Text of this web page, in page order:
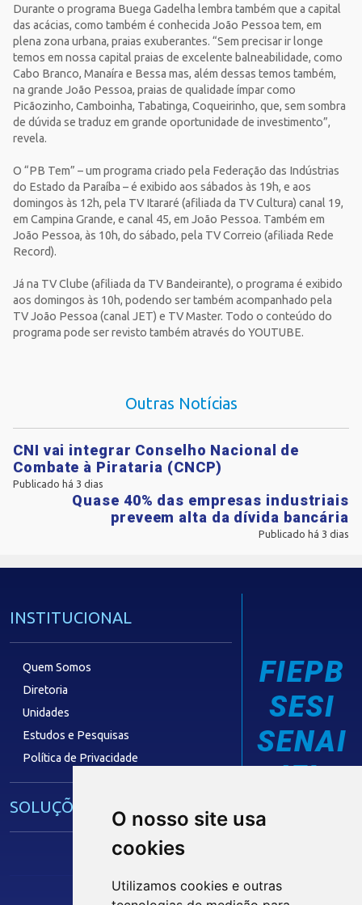
O nosso site usa
cookies
Utilizamos cookies e outras
Durante o programa Buega Gadelha lembra também que a capital
das acácias, como também é conhecida João Pessoa tem, em
plena zona urbana, praias exuberantes. “Sem precisar ir longe
temos em nossa capital praias de excelente balneabilidade, como
Cabo Branco, Manaíra e Bessa mas, além dessas temos também,
na grande João Pessoa, praias de qualidade ímpar como
Picãozinho, Camboinha, Tabatinga, Coqueirinho, que, sem sombra
de dúvida se traduz em grande oportunidade de investimento”,
revela.
O “PB Tem” – um programa criado pela Federação das Indústrias
do Estado da Paraíba – é exibido aos sábados às 19h, e aos
domingos às 12h, pela TV Itararé (afiliada da TV Cultura) canal 19,
em Campina Grande, e canal 45, em João Pessoa. Também em
João Pessoa, às 10h, do sábado, pela TV Correio (afiliada Rede
Record).
Já na TV Clube (afiliada da TV Bandeirante), o programa é exibido
aos domingos às 10h, podendo ser também acompanhado pela
TV João Pessoa (canal JET) e TV Master. Todo o conteúdo do
programa pode ser revisto também através do YOUTUBE.
Outras Notícias
CNI vai integrar Conselho Nacional de
Combate à Pirataria (CNCP)
Publicado há 3 dias
Quase 40% das empresas industriais
preveem alta da dívida bancária
Publicado há 3 dias
INSTITUCIONAL
Quem Somos
Diretoria
Unidades
Estudos e Pesquisas
Política de Privacidade
SOLUÇÕES E SERVIÇOS
Núcleo de Acesso ao Crédito
Centro Internacional de Negócios -
FIEPB
SESI
SENAI
IEL